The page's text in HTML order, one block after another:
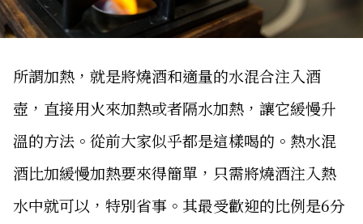
所謂加熱，就是將燒酒和適量的水混合注入酒
壺，直接用火來加熱或者隔水加熱，讓它緩慢升
溫的方法。從前大家似乎都是這樣喝的。熱水混
酒比加緩慢加熱要來得簡單，只需將燒酒注入熱
水中就可以，特別省事。其最受歡迎的比例是6分